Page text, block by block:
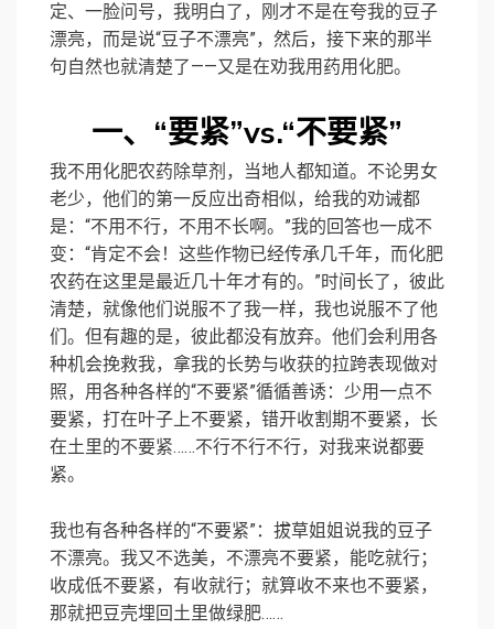
定、一脸问号，我明白了，刚才不是在夸我的豆子
漂亮，而是说“豆子不漂亮”，然后，接下来的那半
句自然也就清楚了——又是在劝我用药用化肥。
一、“要紧”vs.“不要紧”
我不用化肥农药除草剂，当地人都知道。不论男女
老少，他们的第一反应出奇相似，给我的劝诫都
是：“不用不行，不用不长啊。”我的回答也一成不
变：“肯定不会！这些作物已经传承几千年，而化肥
农药在这里是最近几十年才有的。”时间长了，彼此
清楚，就像他们说服不了我一样，我也说服不了他
们。但有趣的是，彼此都没有放弃。他们会利用各
种机会挽救我，拿我的长势与收获的拉跨表现做对
照，用各种各样的“不要紧”循循善诱：少用一点不
要紧，打在叶子上不要紧，错开收割期不要紧，长
在土里的不要紧……不行不行不行，对我来说都要
紧。
我也有各种各样的“不要紧”：拔草姐姐说我的豆子
不漂亮。我又不选美，不漂亮不要紧，能吃就行；
收成低不要紧，有收就行；就算收不来也不要紧，
那就把豆壳埋回土里做绿肥……